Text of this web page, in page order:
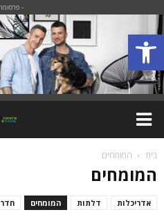
פתח סרגל נגישות
-
בית המומחים
המומחים
אדריכלות דלתות המומחים